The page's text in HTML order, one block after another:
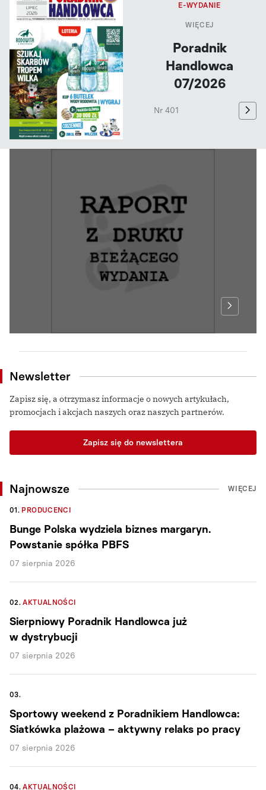
E-WYDANIE
WIĘCEJ
Poradnik
Handlowca
07/2026
Nr 401
Newsletter
Zapisz się, a otrzymasz informacje o nowych artykułach,
promocjach i akcjach naszych oraz naszych partnerów.
Zapisz się do newslettera
Najnowsze WIĘCEJ
01. PRODUCENCI
Bunge Polska wydziela biznes margaryn.
Powstanie spółka PBFS
07 sierpnia 2026
02. AKTUALNOŚCI
Sierpniowy Poradnik Handlowca już
w dystrybucji
07 sierpnia 2026
03.
Sportowy weekend z Poradnikiem Handlowca:
Siatkówka plażowa – aktywny relaks po pracy
07 sierpnia 2026
04. AKTUALNOŚCI